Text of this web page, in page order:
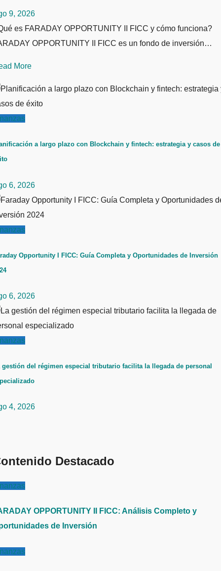
9, 2026
es FARADAY OPPORTUNITY II FICC y cómo funciona?
OPPORTUNITY II FICC es un fondo de inversión…
More
a largo plazo con Blockchain y fintech: estrategia y casos de
6, 2026
Opportunity I FICC: Guía Completa y Oportunidades de Inversión
6, 2026
gestión del régimen especial tributario facilita la llegada de personal
4, 2026
Destacado
OPPORTUNITY II FICC: Análisis Completo y
de Inversión